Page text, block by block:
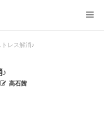
レス解消♪
♪
高石茜